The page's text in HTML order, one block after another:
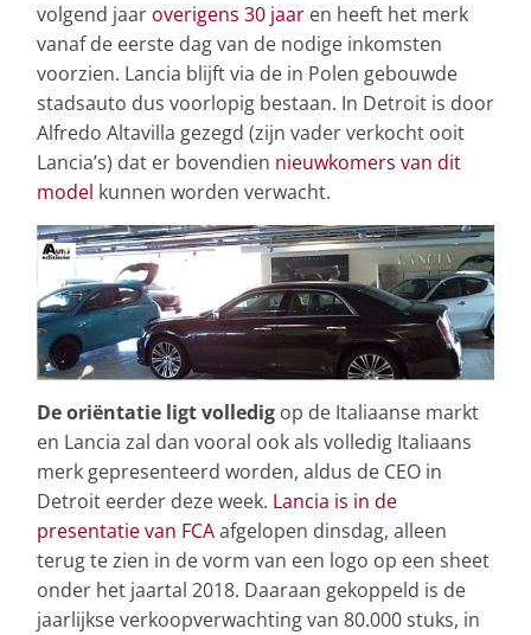
volgend jaar overigens 30 jaar en heeft het merk
vanaf de eerste dag van de nodige inkomsten
voorzien. Lancia blijft via de in Polen gebouwde
stadsauto dus voorlopig bestaan. In Detroit is door
Alfredo Altavilla gezegd (zijn vader verkocht ooit
Lancia’s) dat er bovendien nieuwkomers van dit
model kunnen worden verwacht.
De oriëntatie ligt volledig op de Italiaanse markt
en Lancia zal dan vooral ook als volledig Italiaans
merk gepresenteerd worden, aldus de CEO in
Detroit eerder deze week. Lancia is in de
presentatie van FCAafgelopen dinsdag, alleen
terug te zien in de vorm van een logo op een sheet
onder het jaartal 2018. Daaraan gekoppeld is de
jaarlijkse verkoopverwachting van 80.000 stuks, in